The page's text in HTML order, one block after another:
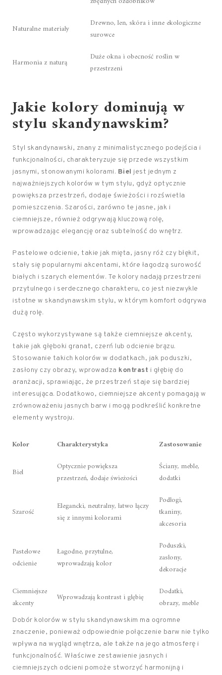
Naturalne materiały
Drewno, len, skóra i inne ekologiczne
surowce
Harmonia z naturą
Duże okna i obecność roślin w
przestrzeni
Jakie kolory dominują w
stylu skandynawskim?
Styl skandynawski, znany z minimalistycznego podejścia i
funkcjonalności, charakteryzuje się przede wszystkim
jasnymi, stonowanymi kolorami. Biel jest jednym z
najważniejszych kolorów w tym stylu, gdyż optycznie
powiększa przestrzeń, dodaje świeżości i rozświetla
pomieszczenia. Szarości, zarówno te jasne, jak i
ciemniejsze, również odgrywają kluczową rolę,
wprowadzając elegancję oraz subtelność do wnętrz.
Pastelowe odcienie, takie jak mięta, jasny róż czy błękit,
stały się popularnymi akcentami, które łagodzą surowość
białych i szarych elementów. Te kolory nadają przestrzeni
przytulnego i serdecznego charakteru, co jest niezwykle
istotne w skandynawskim stylu, w którym komfort odgrywa
dużą rolę.
Często wykorzystywane są także ciemniejsze akcenty,
takie jak głęboki granat, czerń lub odcienie brązu.
Stosowanie takich kolorów w dodatkach, jak poduszki,
zasłony czy obrazy, wprowadza kontrast i głębię do
aranżacji, sprawiając, że przestrzeń staje się bardziej
interesująca. Dodatkowo, ciemniejsze akcenty pomagają w
zrównoważeniu jasnych barw i mogą podkreślić konkretne
elementy wystroju.
Kolor Charakterystyka Zastosowanie
Biel
Optycznie powiększa
przestrzeń, dodaje świeżości
Ściany, meble,
dodatki
Szarość
Elegancki, neutralny, łatwo łączy
się z innymi kolorami
Podłogi,
tkaniny,
akcesoria
Pastelowe
odcienie
Łagodne, przytulne,
wprowadzają kolor
Poduszki,
zasłony,
dekoracje
Ciemniejsze
akcenty
Wprowadzają kontrast i głębię
Dodatki,
obrazy, meble
Dobór kolorów w stylu skandynawskim ma ogromne
znaczenie, ponieważ odpowiednie połączenie barw nie tylko
wpływa na wygląd wnętrza, ale także na jego atmosferę i
funkcjonalność. Właściwe zestawienie jasnych i
ciemniejszych odcieni pomoże stworzyć harmonijną i